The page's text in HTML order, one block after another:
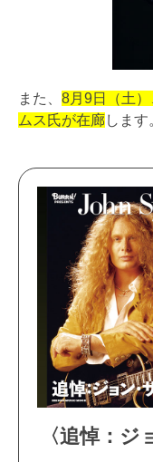
また、 8月9日（土
ムス氏が在廊します
〈追悼：